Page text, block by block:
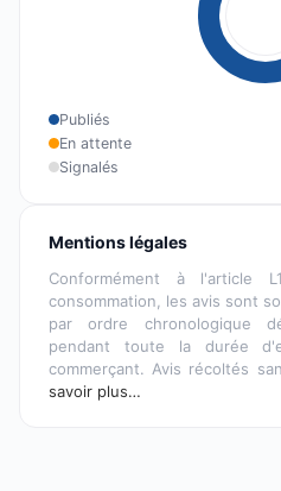
Publiés
En attente
Signalés
Mentions légales
Conformément à l'article
consommation, les avis sont
par ordre chronologique
pendant toute la durée
commerçant. Avis récoltés
savoir plus…